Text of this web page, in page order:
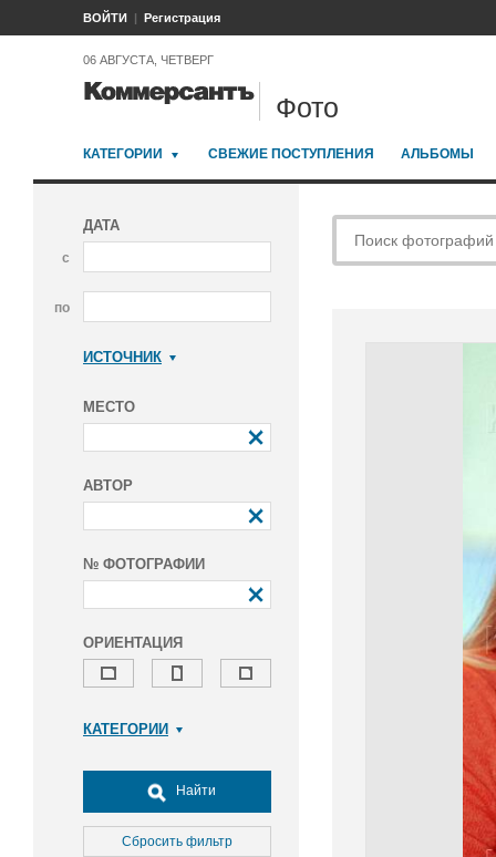
ВОЙТИ Регистрация
06 АВГУСТА, ЧЕТВЕРГ
Фото
КАТЕГОРИИ СВЕЖИЕ ПОСТУПЛЕНИЯ АЛЬБОМЫ
ДАТА
с
по
ИСТОЧНИК
МЕСТО
АВТОР
№ ФОТОГРАФИИ
ОРИЕНТАЦИЯ
КАТЕГОРИИ
Досуг, туризм и отдых
Культура
Медицина
Найти
Сбросить фильтр